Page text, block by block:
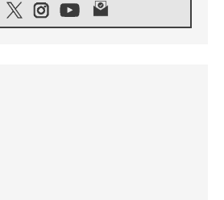
البابا لاوُن الرابع عشر للشباب في أسيزي: